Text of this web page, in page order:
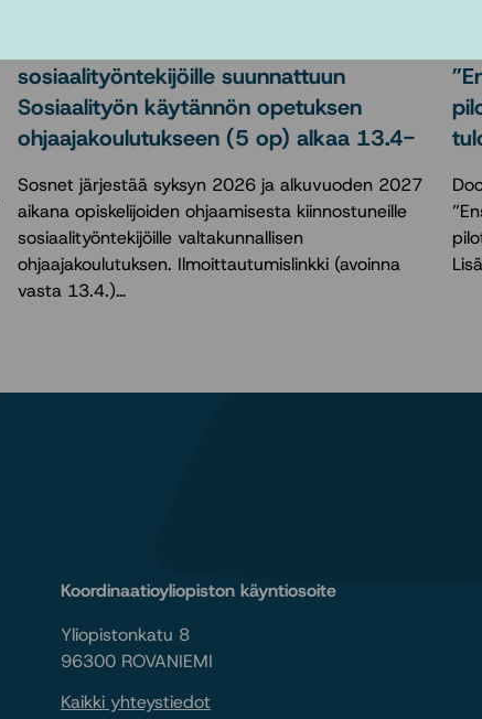
sosiaalityöntekijöille suunnattuun
Sosiaalityön käytännön opetuksen
ohjaajakoulutukseen (5 op) alkaa 13.4-
Sosnet järjestää syksyn 2026 ja alkuvuoden 2027
aikana opiskelijoiden ohjaamisesta kiinnostuneille
sosiaalityöntekijöille valtakunnallisen
ohjaajakoulutuksen. Ilmoittautumislinkki (avoinna
vasta 13.4.)…
Koordinaatioyliopiston käyntiosoite
Yliopistonkatu 8
96300 ROVANIEMI
Kaikki yhteystiedot